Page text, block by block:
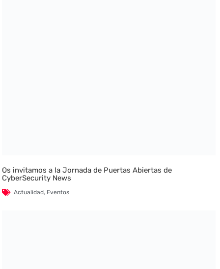
Os invitamos a la Jornada de Puertas Abiertas de
CyberSecurity News
Actualidad, Eventos